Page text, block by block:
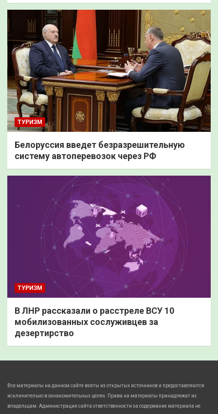
ТУРИЗМ
Белоруссия введет безразрешительную
систему автоперевозок через РФ
ТУРИЗМ
В ЛНР рассказали о расстреле ВСУ 10
мобилизованных сослуживцев за
дезертирство
Все материалы на данном сайте взяты из открытых источников и предоставляются
исключительно в ознакомительных целях. Права на материалы принадлежат их
владельцам. Администрация сайта ответственности за содержание материала не